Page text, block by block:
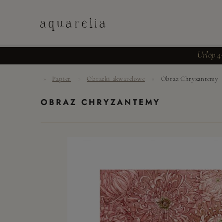
Urlop
aquarelia
Papier Obrazki akwarelowe » Obraz Chryzantemy
OBRAZ CHRYZANTEMY